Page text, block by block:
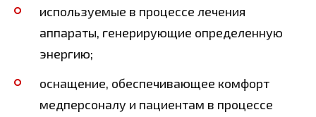
используемые в процессе лечения
аппараты, генерирующие определенную
энергию;
оснащение, обеспечивающее комфорт
медперсоналу и пациентам в процессе